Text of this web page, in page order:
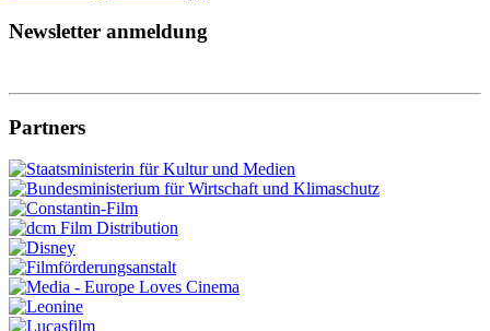
Newsletter anmeldung
Partners